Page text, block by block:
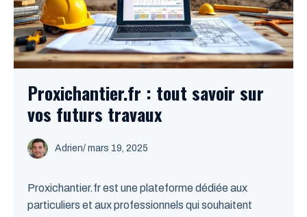
Proxichantier.fr : tout savoir sur
vos futurs travaux
Adrien/ mars 19, 2025
Proxichantier.fr est une plateforme dédiée aux
particuliers et aux professionnels qui souhaitent